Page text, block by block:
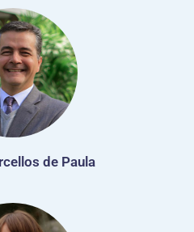
de Paula